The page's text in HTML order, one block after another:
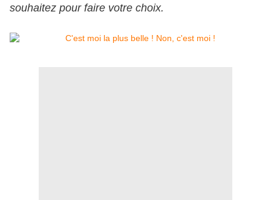
souhaitez pour faire votre choix.